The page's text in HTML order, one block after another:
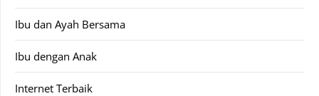
Ibu dan Ayah Bersama
Ibu dengan Anak
Internet Terbaik